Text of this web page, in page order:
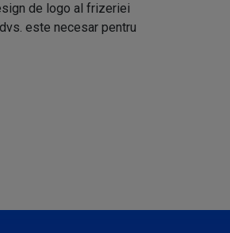
de logo al frizeriei
este necesar pentru